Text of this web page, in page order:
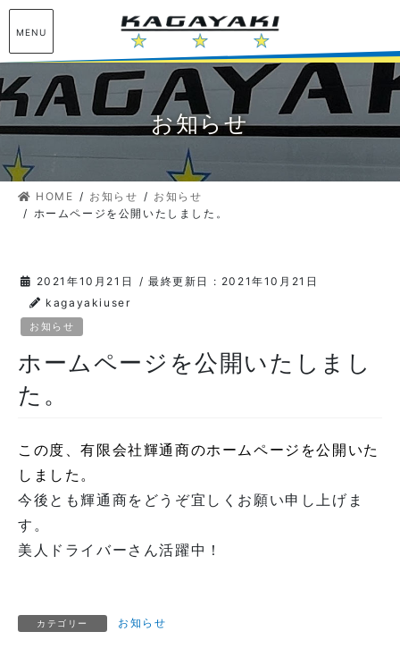
コ
テ
ン
ツ
に
移
動
ナ
ゲ
ー
シ
ョ
ン
に
移
お知らせ
HOME お知らせ
お知らせ
ホームページを公開いたしました。
2021年10月21日 / 最終更新日 : 2021年10月21日
kagayakiuser
お知らせ
ホームページを公開いたしまし
た。
この度、有限会社輝通商のホームページを公開いた
しました。
今後とも輝通商をどうぞ宜しくお願い申し上げま
す。
美人ドライバーさん活躍中！
カテゴリー お知らせ
MENU